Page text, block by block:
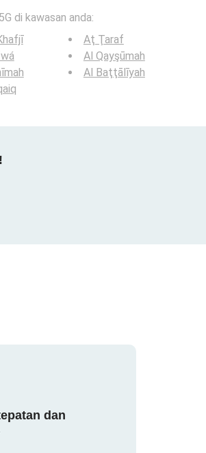
di kawasan anda:
Aţ Ţaraf
Al Qayşūmah
Al Baţţālīyah
dan